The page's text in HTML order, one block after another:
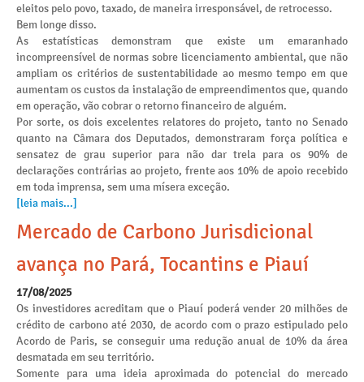
eleitos pelo povo, taxado, de maneira irresponsável, de retrocesso.
Bem longe disso.
As estatísticas demonstram que existe um emaranhado
incompreensível de normas sobre licenciamento ambiental, que não
ampliam os critérios de sustentabilidade ao mesmo tempo em que
aumentam os custos da instalação de empreendimentos que, quando
em operação, vão cobrar o retorno financeiro de alguém.
Por sorte, os dois excelentes relatores do projeto, tanto no Senado
quanto na Câmara dos Deputados, demonstraram força política e
sensatez de grau superior para não dar trela para os 90% de
declarações contrárias ao projeto, frente aos 10% de apoio recebido
em toda imprensa, sem uma mísera exceção.
[leia mais...]
Mercado de Carbono Jurisdicional
avança no Pará, Tocantins e Piauí
17/08/2025
Os investidores acreditam que o Piauí poderá vender 20 milhões de
crédito de carbono até 2030, de acordo com o prazo estipulado pelo
Acordo de Paris, se conseguir uma redução anual de 10% da área
desmatada em seu território.
Somente para uma ideia aproximada do potencial do mercado